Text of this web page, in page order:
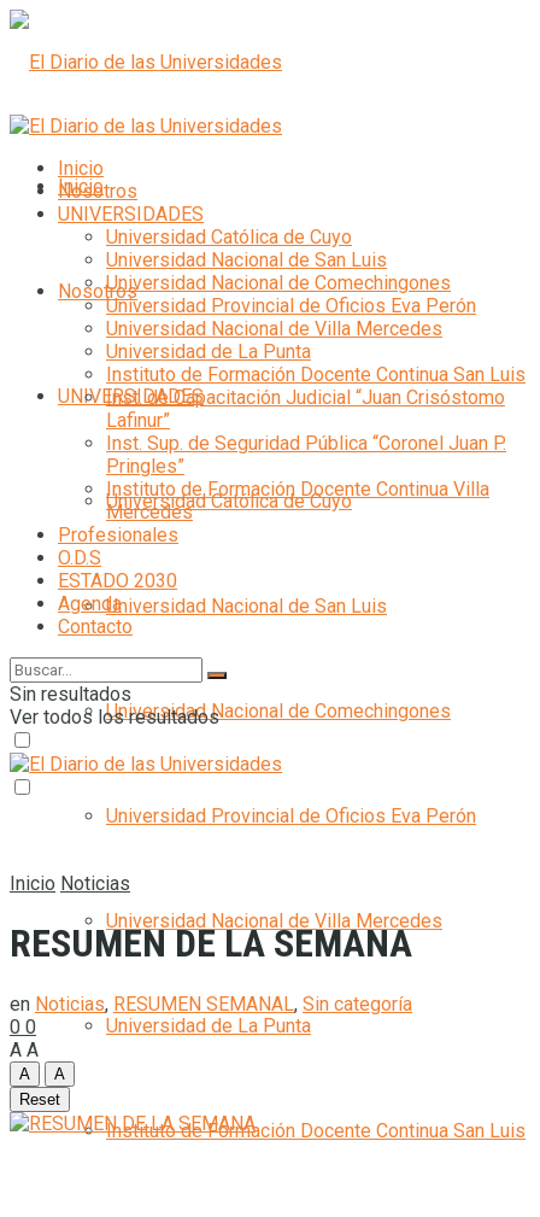
Inicio
Nosotros
UNIVERSIDADES
Universidad Católica de Cuyo
Universidad Nacional de San Luis
Universidad Nacional de Comechingones
Universidad Provincial de Oficios Eva Perón
Universidad Nacional de Villa Mercedes
Universidad de La Punta
Instituto de Formación Docente Continua San Luis
Inicio
Nosotros
UNIVERSIDADES
Universidad Católica de Cuyo
Universidad Nacional de San Luis
Universidad Nacional de Comechingones
Universidad Provincial de Oficios Eva Perón
Universidad Nacional de Villa Mercedes
Universidad de La Punta
Instituto de Formación Docente Continua San Luis
Inst. de Capacitación Judicial “Juan Crisóstomo
Lafinur”
Inst. Sup. de Seguridad Pública “Coronel Juan P.
Pringles”
Instituto de Formación Docente Continua Villa
Mercedes
Profesionales
O.D.S
ESTADO 2030
Agenda
Contacto
Sin resultados
Ver todos los resultados
Inicio Noticias
RESUMEN DE LA SEMANA
en Noticias, RESUMEN SEMANAL, Sin categoría
0 0
A A
A
A
Reset